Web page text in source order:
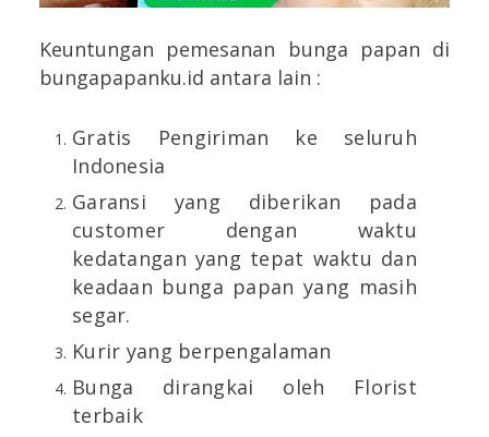
Keuntungan pemesanan bunga papan di
bungapapanku.id antara lain :
Gratis Pengiriman ke seluruh
Indonesia
Garansi yang diberikan pada
customer dengan waktu
kedatangan yang tepat waktu dan
keadaan bunga papan yang masih
segar.
Kurir yang berpengalaman
Bunga dirangkai oleh Florist
terbaik